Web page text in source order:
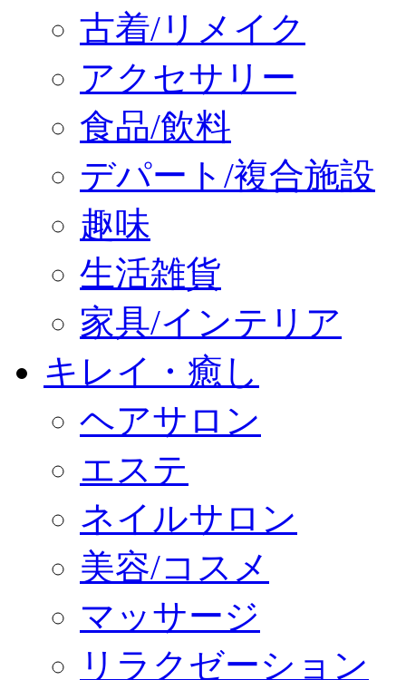
古着/リメイク
アクセサリー
食品/飲料
デパート/複合施設
趣味
生活雑貨
家具/インテリア
キレイ・癒し
ヘアサロン
エステ
ネイルサロン
美容/コスメ
マッサージ
リラクゼーション